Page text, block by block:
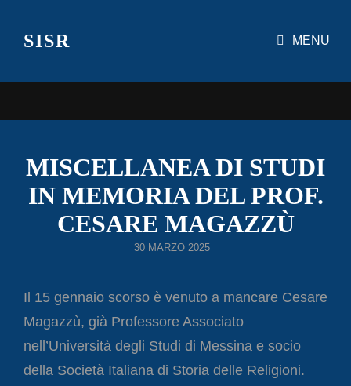
SISR MENU
MISCELLANEA DI STUDI
IN MEMORIA DEL PROF.
CESARE MAGAZZÙ
POSTED
30 MARZO 2025
Il 15 gennaio scorso è venuto a mancare Cesare
Magazzù, già Professore Associato
nell’Università degli Studi di Messina e socio
della Società Italiana di Storia delle Religioni.